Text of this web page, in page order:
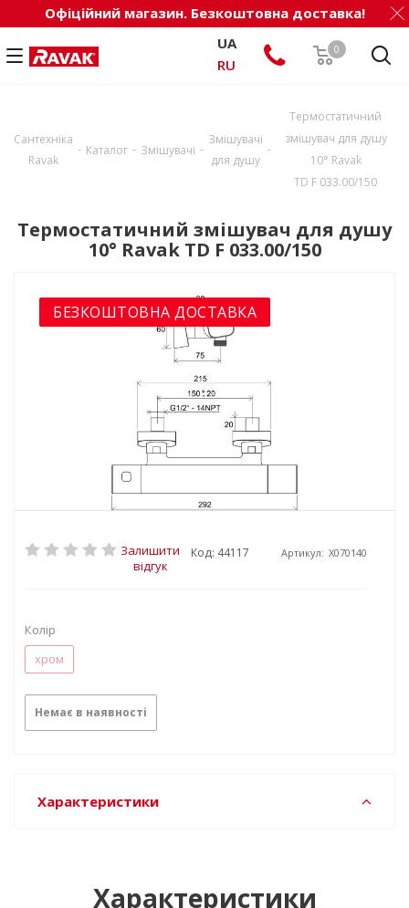
Офіційний магазин. Безкоштовна доставка!
0
UA
RU
Сантехніка
Ravak
- Каталог - Змішувачі -
Змішувачі
для душу
-
Термостатичний
змішувач для душу
10° Ravak
TD F 033.00/150
Термостатичний змішувач для душу
10° Ravak TD F 033.00/150
БЕЗКОШТОВНА ДОСТАВКА
Залишити
відгук
Код: 44117 Артикул: X070140
Колір
хром
Немає в наявності
Характеристики
Характеристики